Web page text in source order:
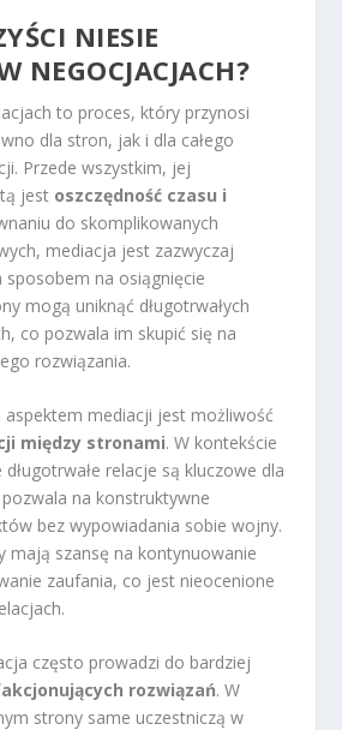
NIESIE
NEGOCJACJACH?
to proces, który przynosi
dla stron, jak i dla całego
Przede wszystkim, jej
jest oszczędność czasu i
do skomplikowanych
mediacja jest zazwyczaj
sposobem na osiągnięcie
mogą uniknąć długotrwałych
co pozwala im skupić się na
rozwiązania.
mediacji jest możliwość
między stronami. W kontekście
relacje są kluczowe dla
na konstruktywne
bez wypowiadania sobie wojny.
mają szansę na kontynuowanie
zaufania, co jest nieocenione
często prowadzi do bardziej
rozwiązań. W
strony same uczestniczą w